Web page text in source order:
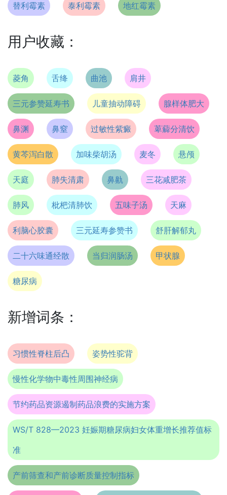
替利霉素 泰利霉素 地红霉素
用户收藏：
菱角 舌绛 曲池 肩井
三元参赞延寿书 儿童抽动障碍 腺样体肥大
鼻渊 鼻窒 过敏性紫癜 萆薢分清饮
黄芩泻白散 加味柴胡汤 麦冬 悬颅
天庭 肺失清肃 鼻鼽 三花减肥茶
肺风 枇杷清肺饮 五味子汤 天麻
利脑心胶囊 三元延寿参赞书 舒肝解郁丸
二十六味通经散 当归润肠汤 甲状腺
糖尿病
新增词条：
习惯性脊柱后凸 姿势性驼背
慢性化学物中毒性周围神经病
节约药品资源遏制药品浪费的实施方案
WS/T 828—2023 妊娠期糖尿病妇女体重增长推荐值标
准
产前筛查和产前诊断质量控制指标